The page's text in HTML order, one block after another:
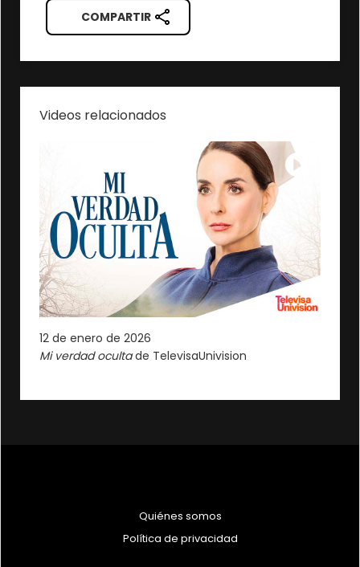
COMPARTIR
Videos relacionados
12 de enero de 2026
Mi verdad ocultade TelevisaUnivision
Quiénes somos
Política de privacidad